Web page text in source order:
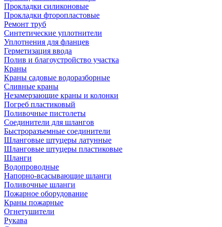
Прокладки силиконовые
Прокладки фторопластовые
Ремонт труб
Синтетические уплотнители
Уплотнения для фланцев
Герметизация ввода
Полив и благоустройство участка
Краны
Краны садовые водоразборные
Сливные краны
Незамерзающие краны и колонки
Погреб пластиковый
Поливочные пистолеты
Соединители для шлангов
Быстроразъемные соединители
Шланговые штуцеры латунные
Шланговые штуцеры пластиковые
Шланги
Водопроводные
Напорно-всасывающие шланги
Поливочные шланги
Пожарное оборудование
Краны пожарные
Огнетушители
Рукава